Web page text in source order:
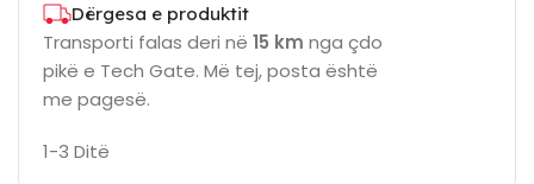
Dërgesa e produktit
Transporti falas deri në 15 km nga çdo
pikë e Tech Gate. Më tej, posta është
me pagesë.
1-3 Ditë